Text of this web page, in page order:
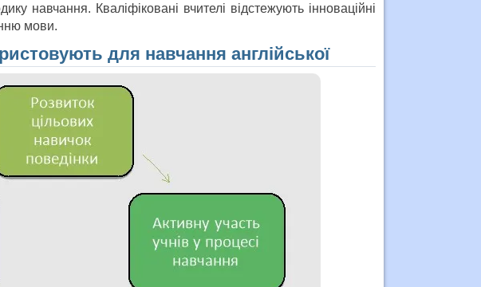
навчання. Кваліфіковані вчителі відстежують інноваційні
мови.
для навчання англійської